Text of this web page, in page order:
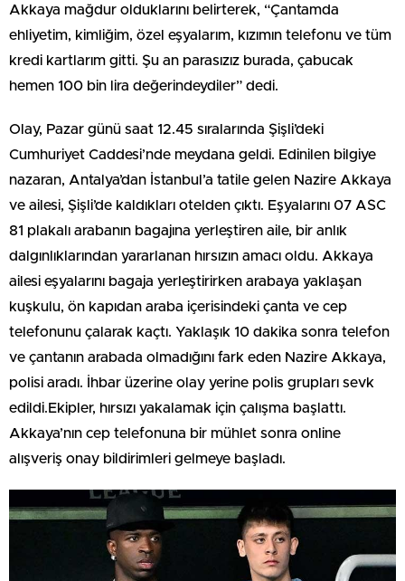
Akkaya mağdur olduklarını belirterek, “Çantamda
ehliyetim, kimliğim, özel eşyalarım, kızımın telefonu ve tüm
kredi kartlarım gitti. Şu an parasızız burada, çabucak
hemen 100 bin lira değerindeydiler” dedi.
Olay, Pazar günü saat 12.45 sıralarında Şişli’deki
Cumhuriyet Caddesi’nde meydana geldi. Edinilen bilgiye
nazaran, Antalya’dan İstanbul’a tatile gelen Nazire Akkaya
ve ailesi, Şişli’de kaldıkları otelden çıktı. Eşyalarını 07 ASC
81 plakalı arabanın bagajına yerleştiren aile, bir anlık
dalgınlıklarından yararlanan hırsızın amacı oldu. Akkaya
ailesi eşyalarını bagaja yerleştirirken arabaya yaklaşan
kuşkulu, ön kapıdan araba içerisindeki çanta ve cep
telefonunu çalarak kaçtı. Yaklaşık 10 dakika sonra telefon
ve çantanın arabada olmadığını fark eden Nazire Akkaya,
polisi aradı. İhbar üzerine olay yerine polis grupları sevk
edildi.Ekipler, hırsızı yakalamak için çalışma başlattı.
Akkaya’nın cep telefonuna bir mühlet sonra online
alışveriş onay bildirimleri gelmeye başladı.